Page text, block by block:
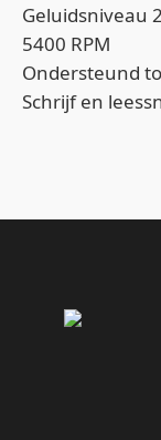
Geluidsniveau
5400 RPM
Ondersteund
Schrijf en